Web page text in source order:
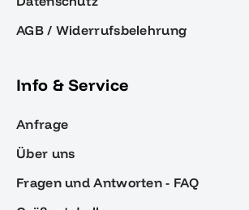
AGB / Widerrufsbelehrung
Info & Service
Anfrage
Über uns
Fragen und Antworten - FAQ